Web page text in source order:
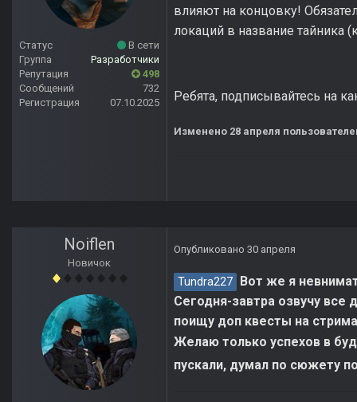
Статус
В сети
Группа
Разработчики
Репутация
498
Сообщений
732
Регистрация
07.10.2025
влияют на концовку!
локаций в название тайника
Ребята, подписывайтесь на
Изменено 28 апреля
Noiflen
Новичок
Опубликовано 30 апреля
Tundra227
Вот же я
Сегодня-завтра озвучу все
поищу доп квесты на
Желаю только успехов в
пускали, думал по сюжету